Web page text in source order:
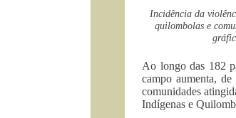
Incidência da
quilombolas e
Ao longo das 182
campo aumenta,
comunidades
Indígenas e